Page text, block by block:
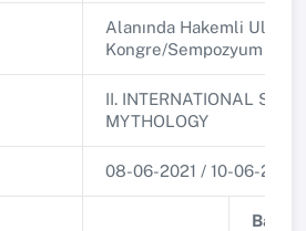
Alanında Hakemli
Kongre/Sempozyum
II. INTERNATIONAL
MYTHOLOGY
08-06-2021 / 10-06-2021